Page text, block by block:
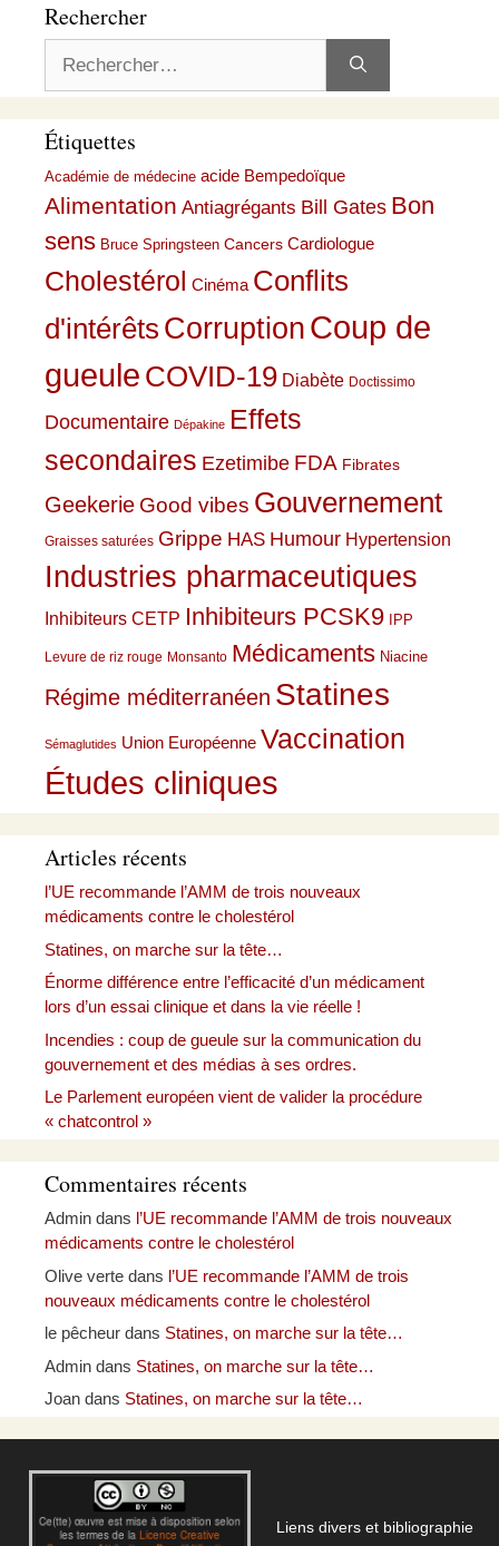
Rechercher
Étiquettes
Académie de médecine acide Bempedoïque
Alimentation Antiagrégants Bill Gates Bon
sens Bruce Springsteen Cancers Cardiologue
Cholestérol Cinéma Conflits
d'intérêts CorruptionCoup de
gueule COVID-19 Diabète Doctissimo
Documentaire Dépakine Effets
secondaires Ezetimibe FDA Fibrates
Geekerie Good vibes Gouvernement
Graisses saturées Grippe HAS Humour Hypertension
Industries pharmaceutiques
Inhibiteurs CETP Inhibiteurs PCSK9 IPP
Levure de riz rouge Monsanto Médicaments Niacine
Régime méditerranéen Statines
Sémaglutides Union Européenne Vaccination
Études cliniques
Articles récents
l’UE recommande l’AMM de trois nouveaux
médicaments contre le cholestérol
Statines, on marche sur la tête…
Énorme différence entre l’efficacité d’un médicament
lors d’un essai clinique et dans la vie réelle !
Incendies : coup de gueule sur la communication du
gouvernement et des médias à ses ordres.
Le Parlement européen vient de valider la procédure
« chatcontrol »
Commentaires récents
Admin dans l’UE recommande l’AMM de trois nouveaux
médicaments contre le cholestérol
Olive verte dans l’UE recommande l’AMM de trois
nouveaux médicaments contre le cholestérol
le pêcheur dans Statines, on marche sur la tête…
Admin dans Statines, on marche sur la tête…
Joan dans Statines, on marche sur la tête…
Liens divers et bibliographie